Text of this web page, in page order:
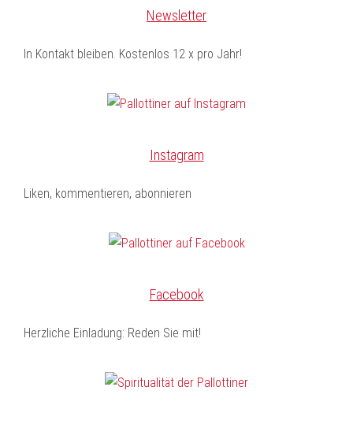
Newsletter
In Kontakt bleiben. Kostenlos 12 x pro Jahr!
Instagram
Liken, kommentieren, abonnieren
Facebook
Herzliche Einladung: Reden Sie mit!